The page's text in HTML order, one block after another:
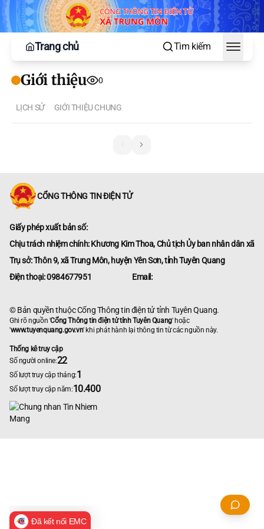
Trang chủ Tìm kiếm
Toggle
Giới thiệu 0
LỊCH SỬ GIỚI THIỆU CHUNG
CỔNG THÔNG TIN ĐIỆN TỬ
Giấy phép xuất bản số:
Chịu trách nhiệm chính: Khương Kim Thoa, Chủ tịch Ủy ban nhân dân xã
Trụ sở: Thôn 9, xã Trung Môn, huyện Yên Sơn, tỉnh Tuyên Quang
Điện thoại: 0984677951
Email:
© Bản quyền thuộc Cổng Thông tin điện tử tỉnh Tuyên Quang.
Ghi rõ nguồn 'Cổng Thông tin điện tử tỉnh Tuyên Quang' hoặc
'www.tuyenquang.gov.vn' khi phát hành lại thông tin từ các nguồn này.
Thống kê truy cập
Số người online:22
Số lượt truy cập tháng:1
Số lượt truy cập năm:10.400
Đã kết nối EMC